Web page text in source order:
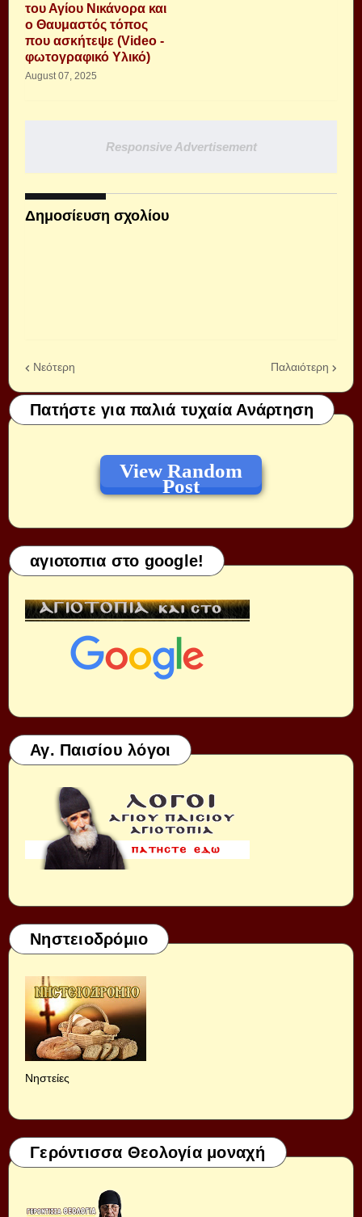
του Αγίου Νικάνορα και
ο Θαυμαστός τόπος
που ασκήτεψε (Video -
φωτογραφικό Υλικό)
August 07, 2025
Responsive Advertisement
Δημοσίευση σχολίου
Νεότερη Παλαιότερη
Πατήστε για παλιά τυχαία Ανάρτηση
View Random
Post
αγιοτοπια στο google!
Αγ. Παισίου λόγοι
Νηστειοδρόμιο
Νηστείες
Γερόντισσα Θεολογία μοναχή